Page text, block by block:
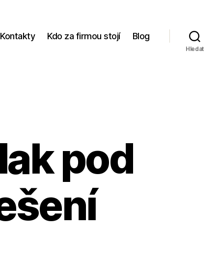
Kontakty Kdo za firmou stojí Blog
Hledat
pod